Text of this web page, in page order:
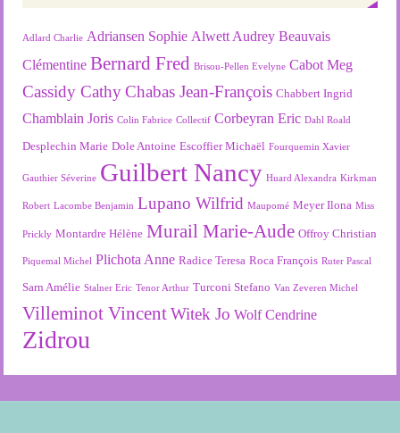
Adlard Charlie Adriansen Sophie Alwett Audrey Beauvais
Clémentine Bernard Fred Brisou-Pellen Evelyne Cabot Meg
Cassidy Cathy Chabas Jean-François Chabbert Ingrid
Chamblain Joris Colin Fabrice Collectif Corbeyran Eric Dahl Roald
Desplechin Marie Dole Antoine Escoffier Michaël Fourquemin Xavier
Gauthier Séverine Guilbert Nancy Huard Alexandra Kirkman
Robert Lacombe Benjamin Lupano Wilfrid Maupomé Meyer Ilona Miss
Prickly Montardre Hélène Murail Marie-Aude Offroy Christian
Piquemal Michel Plichota Anne Radice Teresa Roca François Ruter Pascal
Sarn Amélie Stalner Eric Tenor Arthur Turconi Stefano Van Zeveren Michel
Villeminot Vincent Witek Jo Wolf Cendrine
Zidrou